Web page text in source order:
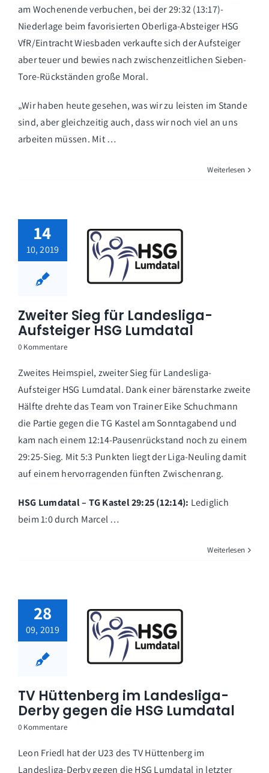
am Wochenende verbuchen, bei der 29:32 (13:17)-
Niederlage beim favorisierten Oberliga-Absteiger HSG
VfR/Eintracht Wiesbaden verkaufte sich der Aufsteiger
aber teuer und bewies nach zwischenzeitlichen Sieben-
Tore-Rückständen große Moral.
„Wir haben heute gesehen, was wir zu leisten im Stande
sind, aber gleichzeitig auch, dass wir noch viel an uns
arbeiten müssen. Mit …
Weiterlesen
14
10, 2019
Zweiter Sieg für Landesliga-
Aufsteiger HSG Lumdatal
0 Kommentare
Zweites Heimspiel, zweiter Sieg für Landesliga-
Aufsteiger HSG Lumdatal. Dank einer bärenstarke zweite
Hälfte drehte das Team von Trainer Eike Schuchmann
die Partie gegen die TG Kastel am Sonntagabend und
kam nach einem 12:14-Pausenrückstand noch zu einem
29:25-Sieg. Mit 5:3 Punkten liegt der Liga-Neuling damit
auf einem hervorragenden fünften Zwischenrang.
HSG Lumdatal – TG Kastel 29:25 (12:14): Lediglich
beim 1:0 durch Marcel …
Weiterlesen
28
09, 2019
TV Hüttenberg im Landesliga-
Derby gegen die HSG Lumdatal
0 Kommentare
Leon Friedl hat der U23 des TV Hüttenberg im
Landesliga-Derby gegen die HSG Lumdatal in letzter